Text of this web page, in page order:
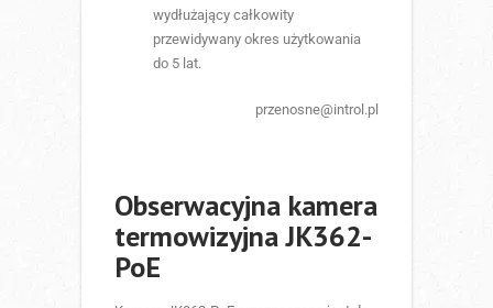
wydłużający całkowity
przewidywany okres użytkowania
do 5 lat.
przenosne@introl.pl
Obserwacyjna kamera
termowizyjna JK362-
PoE